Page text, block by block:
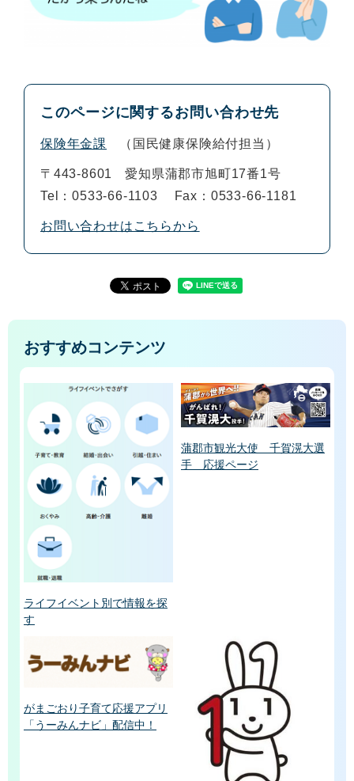
このページに関するお問い合わせ先
保険年金課 国民健康保険給付担当
〒443-8601
愛知県蒲郡市旭町17番1号
Tel：0533-66-1103
Fax：0533-66-1181
お問い合わせはこちらから
おすすめコンテンツ
ライフイベント別で情報を探
す
蒲郡市観光大使 千賀滉大選
手 応援ページ
がまごおり子育て応援アプリ
「うーみんナビ」配信中！